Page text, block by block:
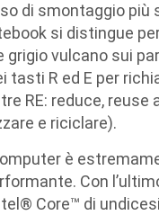
di smontaggio più
si distingue
grigio vulcano sui
tasti R ed E per
RE: reduce, reuse
e riciclare).
è
Con
Core™ di